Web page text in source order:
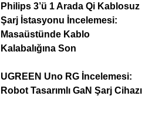
Philips 3’ü 1 Arada Qi Kablosuz
Şarj İstasyonu İncelemesi:
Masaüstünde Kablo
Kalabalığına Son
UGREEN Uno RG İncelemesi:
Robot Tasarımlı GaN Şarj Cihazı